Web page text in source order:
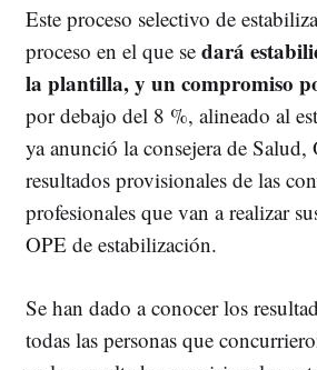
Este proceso selectivo de
proceso en el que se dará
la plantilla, y un compromiso
por debajo del 8 %, alineado al
ya anunció la consejera de
resultados provisionales de las
profesionales que van a realizar
OPE de estabilización.
Se han dado a conocer los
todas las personas que